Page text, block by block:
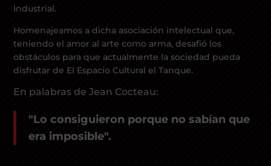
info@crowplan.com
Industrial.
Homenajeamos a dicha asociación intelectual que,
teniendo el amor al arte como arma, desafió los
obstáculos para que actualmente la sociedad pueda
disfrutar de El Espacio Cultural el Tanque.
En palabras de Jean Cocteau:
"Lo consiguieron porque no sabían que
era imposible".